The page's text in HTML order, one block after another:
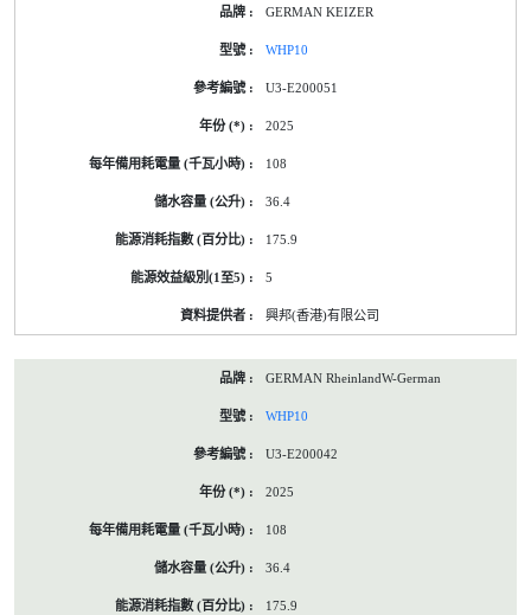
GERMAN KEIZER
WHP10
U3-E200051
2025
108
36.4
175.9
5
興邦(香港)有限公司
GERMAN RheinlandW-German
WHP10
U3-E200042
2025
108
36.4
175.9